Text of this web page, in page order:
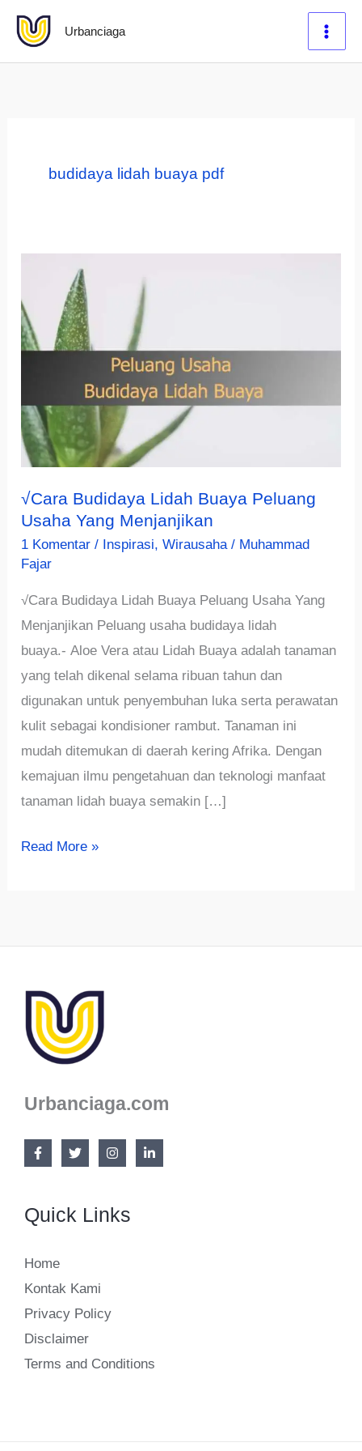
Lewati
konten
Urbanciaga
budidaya lidah buaya pdf
√Cara Budidaya Lidah Buaya Peluang
Usaha Yang Menjanjikan
1 Komentar / Inspirasi,Wirausaha / Muhammad
Fajar
√Cara Budidaya Lidah Buaya Peluang Usaha Yang
Menjanjikan Peluang usaha budidaya lidah
buaya.- Aloe Vera atau Lidah Buaya adalah tanaman
yang telah dikenal selama ribuan tahun dan
digunakan untuk penyembuhan luka serta perawatan
kulit sebagai kondisioner rambut. Tanaman ini
mudah ditemukan di daerah kering Afrika. Dengan
kemajuan ilmu pengetahuan dan teknologi manfaat
tanaman lidah buaya semakin […]
√Cara
Peluang
Yang
Read More »
Urbanciaga.com
Quick Links
Home
Kontak Kami
Privacy Policy
Disclaimer
Terms and Conditions